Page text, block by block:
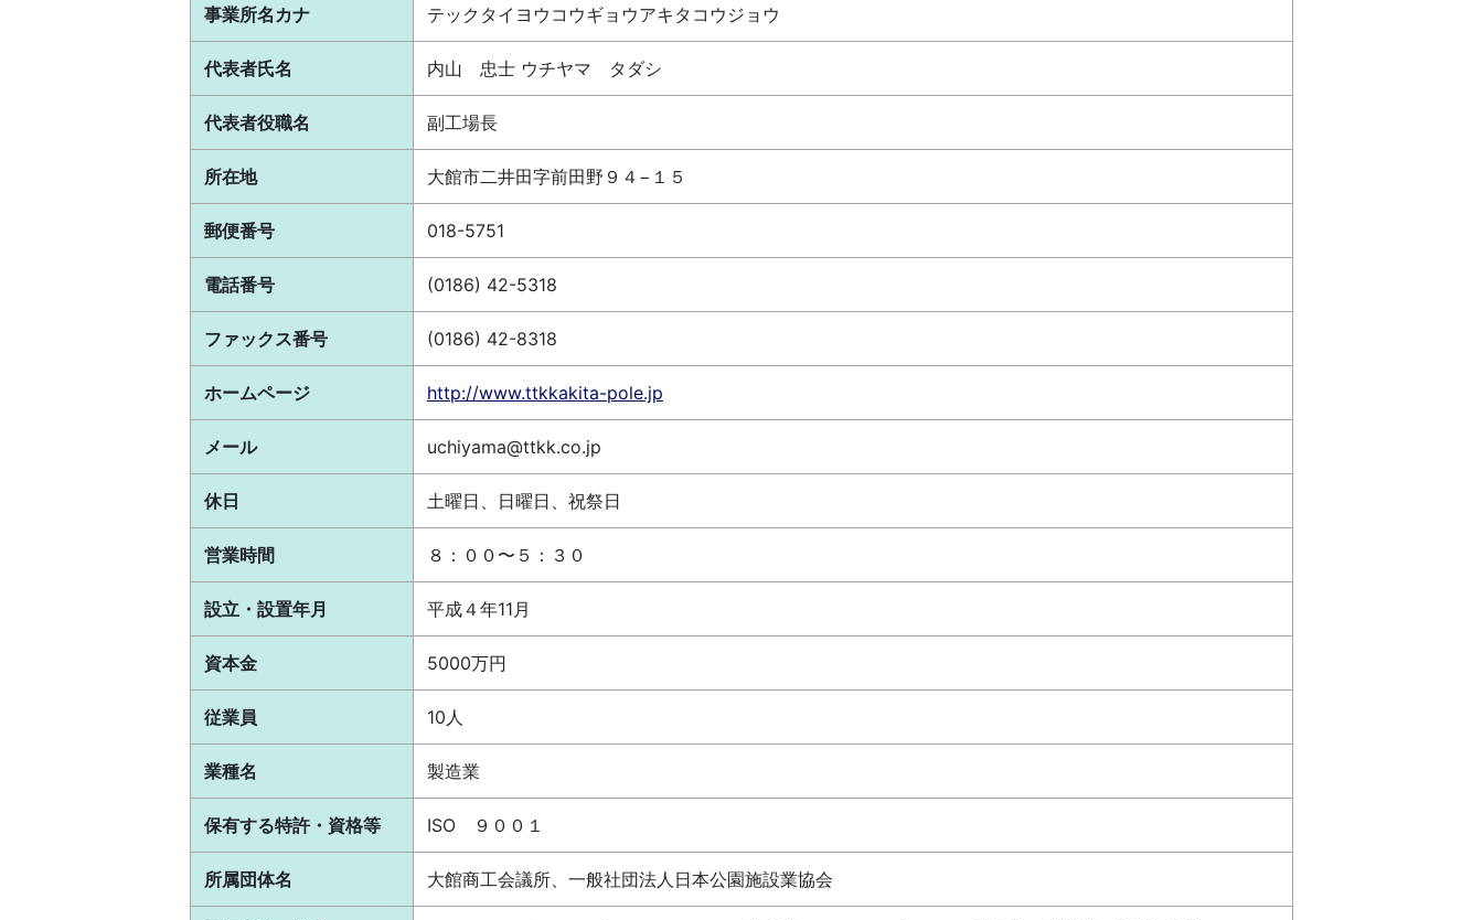
事業所名カナ テックタイヨウコウギョウアキタコウジョウ
代表者氏名 内山 忠士 ウチヤマ タダシ
代表者役職名 副工場長
所在地 大館市二井田字前田野９４−１５
郵便番号 018-5751
電話番号 (0186) 42-5318
ファックス番号 (0186) 42-8318
ホームページ http://www.ttkkakita-pole.jp
メール uchiyama@ttkk.co.jp
休日 土曜日、日曜日、祝祭日
営業時間 ８：００〜５：３０
設立・設置年月 平成４年11月
資本金 5000万円
従業員 10人
業種名 製造業
保有する特許・資格等 ISO ９００１
所属団体名 大館商工会議所、一般社団法人日本公園施設業協会